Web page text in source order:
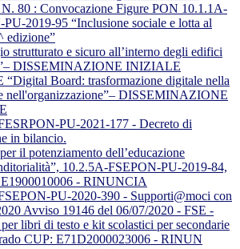
80 : Convocazione Figure PON 10.1.1A-
2019-95 “Inclusione sociale e lotta al
edizione”
strutturato e sicuro all’interno degli edifici
DISSEMINAZIONE INIZIALE
“Digital Board: trasformazione digitale nella
nell'organizzazione”– DISSEMINAZIONE
PU-2021-177 - Decreto di
in bilancio.
il potenziamento dell’educazione
10.2.5A-FSEPON-PU-2019-84,
- RINUNCIA
PU-2020-390 - Supporti@moci con
Avviso 19146 del 06/07/2020 - FSE -
libri di testo e kit scolastici per secondarie
CUP: E71D2000023006 - RINUN